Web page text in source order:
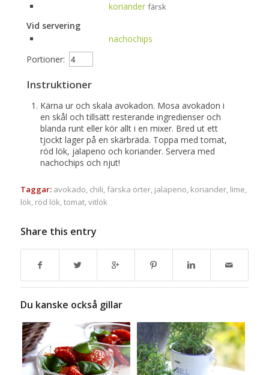
koriander färsk
Vid servering
nachochips
Portioner:
Instruktioner
Kärna ur och skala avokadon. Mosa avokadon i
en skål och tillsätt resterande ingredienser och
blanda runt eller kör allt i en mixer. Bred ut ett
tjockt lager på en skärbräda. Toppa med tomat,
röd lök, jalapeno och koriander. Servera med
nachochips och njut!
Taggar: avokado, chili,färska örter, jalapeno, koriander, lime,
lök, röd lök,tomat,vitlök
Share this entry
Du kanske också gillar